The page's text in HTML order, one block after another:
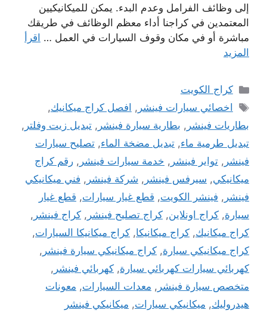
إلى وظائف الفرامل وعدم البدء. يمكن للميكانيكيين
المعتمدين في كراجنا أداء معظم الوظائف في طريقك
مباشرة أو في مكان وقوف السيارات في العمل … اقرأ
المزيد
التصنيفات
كراج الكويت
الوسوم
اخصائي سيارات فينشر , افصل كراج ميكانيك,
بطاريات فينشر , بطارية سيارة فينشر , تبديل زيت وفلتر ,
تبديل طرمية ماء, تبديل مضخة الماء, تصليح سيارات
فينشر , تواير فينشر , خدمة سيارات فينشر , رقم كراج
ميكانيكي, سيرفس فينشر , شركة فينشر , فني ميكانيكي
فينشر , فينشر الكويت, قطع غيار سيارات, قطع غيار
سيارة, كراج اونلاين, كراج تصليح فينشر , كراج فينشر ,
كراج ميكانيك, كراج ميكانيكا, كراج ميكانيكا السيارات,
كراج ميكانيكي سيارة, كراج ميكانيكي سيارة فينشر ,
كهربائي سيارات كهربائي سيارة, كهربائي فينشر ,
متخصص سيارة فينشر , معدات السيارات, معونات
هيدروليك, ميكانيكي سيارات, ميكانيكي فينشر